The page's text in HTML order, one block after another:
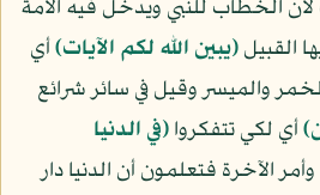
الخطاب للنبي ويدخل فيه الأمة
القبيل﴿يبين الله لكم الآيات﴾أي
والميسر وقيل في سائر شرائع
أي لكي تتفكروا﴿في الدنيا
وأمر الآخرة فتعلمون أن الدنيا دار